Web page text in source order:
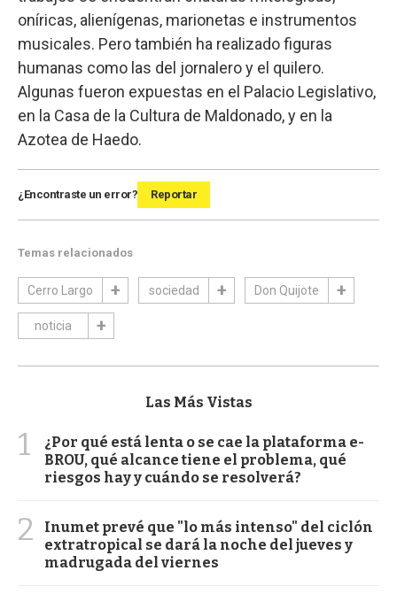
oníricas, alienígenas, marionetas e instrumentos
musicales. Pero también ha realizado figuras
humanas como las del jornalero y el quilero.
Algunas fueron expuestas en el Palacio Legislativo,
en la Casa de la Cultura de Maldonado, y en la
Azotea de Haedo.
¿Encontraste un error? Reportar
Temas relacionados
Cerro Largo sociedad Don Quijote
noticia
Las Más Vistas
1
¿Por qué está lenta o se cae la plataforma e-
BROU, qué alcance tiene el problema, qué
riesgos hay y cuándo se resolverá?
2
Inumet prevé que "lo más intenso" del ciclón
extratropical se dará la noche del jueves y
madrugada del viernes